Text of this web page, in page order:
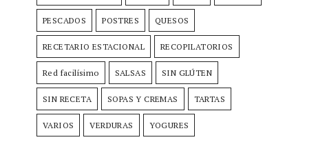
PESCADOS POSTRES QUESOS
RECETARIO ESTACIONAL RECOPILATORIOS
Red facilísimo SALSAS SIN GLÚTEN
SIN RECETA SOPAS Y CREMAS TARTAS
VARIOS VERDURAS YOGURES